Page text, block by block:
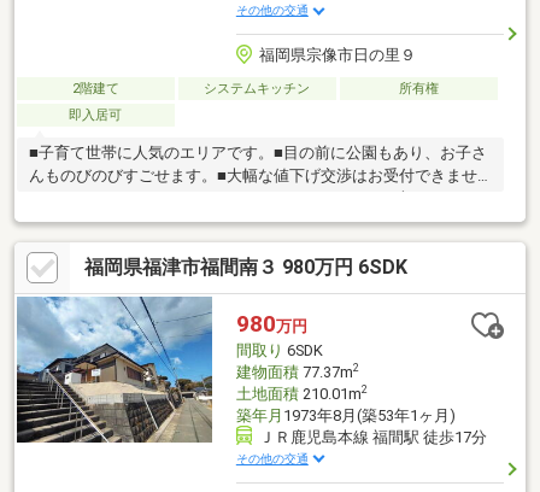
その他の交通
福岡県宗像市日の里９
2階建て システムキッチン
所有権
即入居可
■子育て世帯に人気のエリアです。■目の前に公園もあり、お子さ
んものびのびすごせます。■大幅な値下げ交渉はお受付できませ
ンでのご相談だけでも大丈夫です！メール、電話、LINEでもっと
詳しい情報をお伝えします。＊＊＊＊＊＊＊＊＊＊＊＊＊＊＊＊
＊＊＊＊【周辺環境】◇日の里西小学校 徒歩5分 ◇鳥栖中学校
徒歩7分◇スーパー：サニー日の里店 徒歩15分◇コンビニ：ロー
ソン 徒歩12分◇日の里第10号公園 徒歩1分◇宗像市役所 車8
分◇イオンモール福津 車10分
福岡県福津市福間南３ 980万円 6SDK
980万円
間取り 6SDK
建物面積77.37m2
土地面積210.01m2
築年月 1973年8月(築53年1ヶ月)
ＪＲ鹿児島本線 福間駅 徒歩17分
その他の交通